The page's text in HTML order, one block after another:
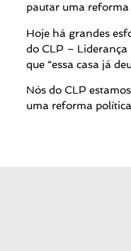
pautar uma
Hoje há grandes
do CLP – Liderança
que “essa casa já
Nós do CLP
uma reforma